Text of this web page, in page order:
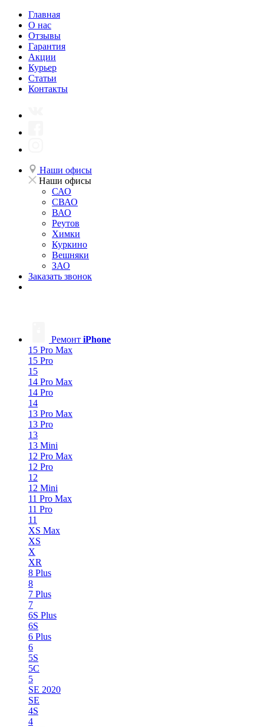
Главная
О нас
Отзывы
Гарантия
Акции
Курьер
Статьи
Контакты
Наши офисы
Наши офисы
САО
СВАО
ВАО
Реутов
Химки
Куркино
Вешняки
ЗАО
Заказать звонок
Ремонт iPhone
15 Pro Max
15 Pro
15
14 Pro Max
14 Pro
14
13 Pro Max
13 Pro
13
13 Mini
12 Pro Max
12 Pro
12
12 Mini
11 Pro Max
11 Pro
11
XS Max
XS
X
XR
8 Plus
8
7 Plus
7
6S Plus
6S
6 Plus
6
5S
5C
5
SE 2020
SE
4S
4